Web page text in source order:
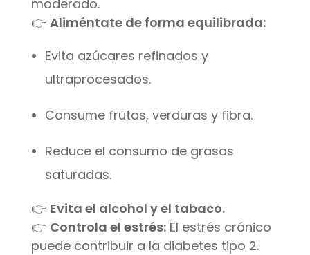
moderado.
👉 Aliméntate de forma equilibrada:
Evita azúcares refinados y
ultraprocesados.
Consume frutas, verduras y fibra.
Reduce el consumo de grasas
saturadas.
👉 Evita el alcohol y el tabaco.
👉 Controla el estrés: El estrés crónico
puede contribuir a la diabetes tipo 2.